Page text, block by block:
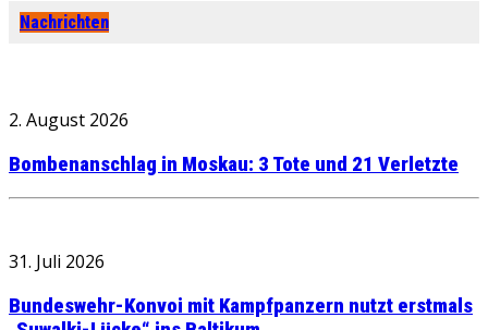
Nachrichten
2. August 2026
Bombenanschlag in Moskau: 3 Tote und 21 Verletzte
31. Juli 2026
Bundeswehr-Konvoi mit Kampfpanzern nutzt erstmals